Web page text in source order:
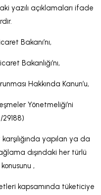
yazılı açıklamaları ifade
Bakanı’nı,
Bakanlığı’nı,
Hakkında Kanun’u,
Yönetmeliği’ni
29188)
yapılan ya da
dışındaki her türlü
,
kapsamında tüketiciye